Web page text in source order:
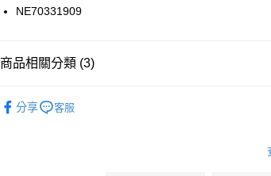
國泰世華商業銀行
聯邦商業銀行
台新國際商業銀行
【關於「AFTEE先享後付」】
NE70331909
商品相關分類 (3)
分享 客服